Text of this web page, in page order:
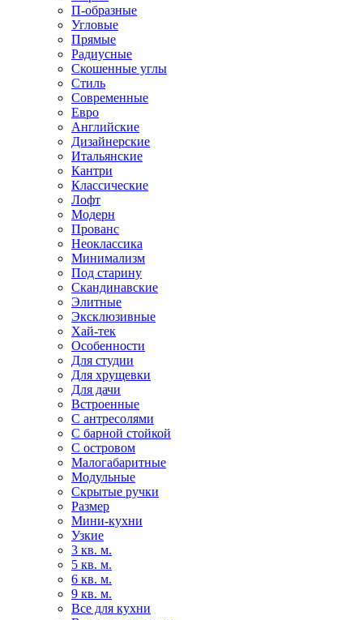
П-образные
Угловые
Прямые
Радиусные
Скошенные углы
Стиль
Современные
Евро
Английские
Дизайнерские
Итальянские
Кантри
Классические
Лофт
Модерн
Прованс
Неоклассика
Минимализм
Под старину
Скандинавские
Элитные
Эксклюзивные
Хай-тек
Особенности
Для студии
Для хрущевки
Для дачи
Встроенные
С антресолями
С барной стойкой
С островом
Малогабаритные
Модульные
Скрытые ручки
Размер
Мини-кухни
Узкие
3 кв. м.
5 кв. м.
6 кв. м.
9 кв. м.
Все для кухни